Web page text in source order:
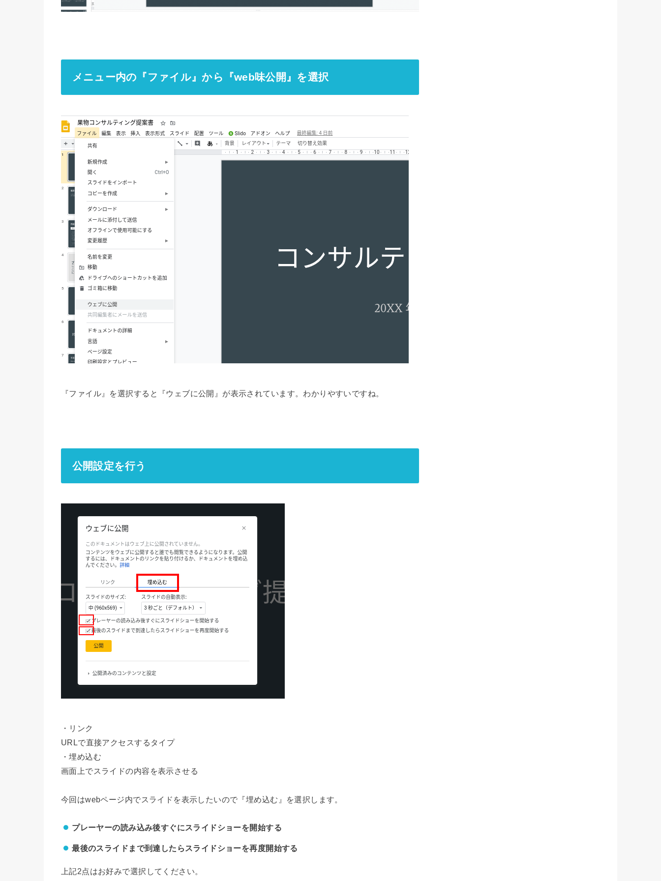
メニュー内の『ファイル』から『web味公開』を選択
『ファイル』を選択すると『ウェブに公開』が表示されています。わかりやすいですね。
公開設定を行う
・リンク
URLで直接アクセスするタイプ
・埋め込む
画面上でスライドの内容を表示させる
今回はwebページ内でスライドを表示したいので『埋め込む』を選択します。
プレーヤーの読み込み後すぐにスライドショーを開始する
最後のスライドまで到達したらスライドショーを再度開始する
上記2点はお好みで選択してください。